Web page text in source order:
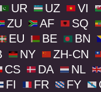
UR UZ VI
ZU AF SQ
EU BE BN
NY ZH-CN
CS DA NL
FI FR FY